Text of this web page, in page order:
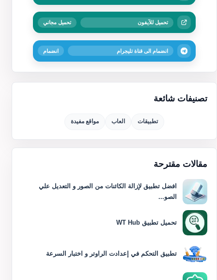
تصنيفات شائعة
تطبيقات العاب مواقع مفيدة
مقالات مقترحة
افضل تطبيق لإزالة الكائنات من الصور و التعديل علي
الصو...
تحميل تطبيق WT Hub
تطبيق التحكم في إعدادت الراوتر و اختبار السرعة
تحميل للآيفون تحميل مجاني
انضمام الى قناة تليجرام انضمام